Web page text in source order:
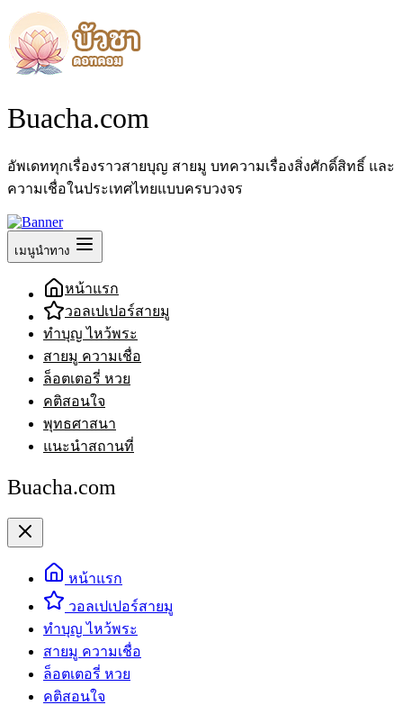
Buacha.com
อัพเดททุกเรื่องราวสายบุญ สายมู บทความเรื่องสิ่งศักดิ์สิทธิ์ และ
ความเชื่อในประเทศไทยแบบครบวงจร
เมนูนำทาง
หน้าแรก
วอลเปเปอร์สายมู
ทำบุญ ไหว้พระ
สายมู ความเชื่อ
ล็อตเตอรี่ หวย
คติสอนใจ
พุทธศาสนา
แนะนำสถานที่
Buacha.com
หน้าแรก
วอลเปเปอร์สายมู
ทำบุญ ไหว้พระ
สายมู ความเชื่อ
ล็อตเตอรี่ หวย
คติสอนใจ